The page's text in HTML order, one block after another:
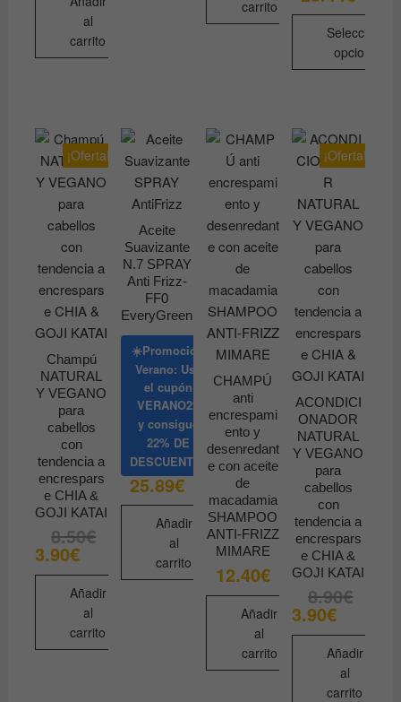
al
carrito
carrito
de
precios:
desde
20.81€
hasta
28.44€
Seleccionar
opciones
múltiples
variantes.
Las
opciones
se
pueden
elegir
en
la
página
de
producto
¡Oferta!
Champú
NATURAL
Y VEGANO
para
cabellos
con
tendencia a
encrespars
e CHIA &
GOJI KATAI
8.50€El
era:
8.50€.
3.90€
El
es:
3.90€.
Añadir
al
carrito
Aceite
Suavizante
N.7 SPRAY
Anti Frizz-
FF0
EveryGreen
☀️Promoción
Verano: Usa
el cupón
VERANO22
y consigue
22% DE
DESCUENTO
25.89€
Añadir
al
carrito
CHAMPÚ
anti
encrespami
ento y
desenredant
e con aceite
de
macadamia
SHAMPOO
ANTI-FRIZZ
MIMARE
12.40€
Añadir
al
carrito
¡Oferta!
ACONDICI
ONADOR
NATURAL
Y VEGANO
para
cabellos
con
tendencia a
encrespars
e CHIA &
GOJI KATAI
8.90€El
era:
8.90€.
3.90€
El
es:
3.90€.
Añadir
al
carrito